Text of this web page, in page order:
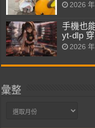
2026
手機也
yt-dlp
2026
彙整
彙